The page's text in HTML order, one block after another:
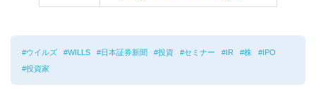
ウイルズ WILLS 日本証券新聞 投資 セミナー IR 株
IPO
投資家